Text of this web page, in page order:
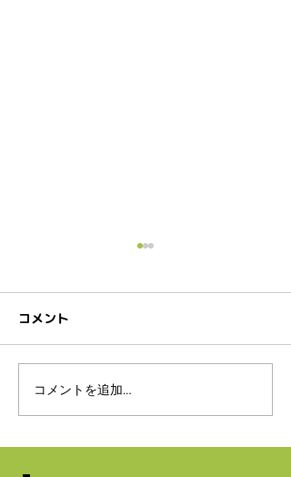
スタッフ募集のお知らせ♪
コメント
コメントを追加…